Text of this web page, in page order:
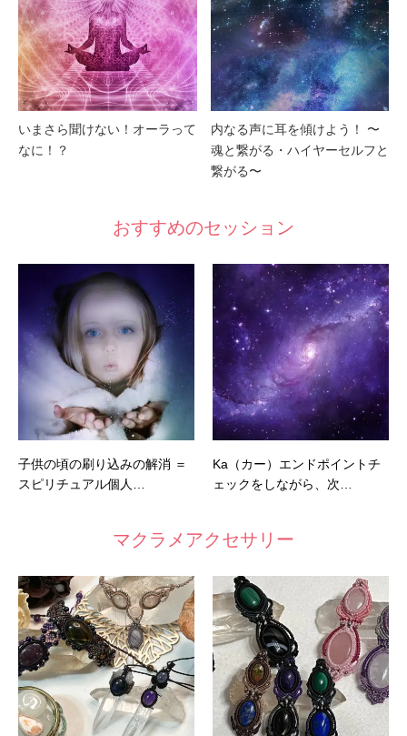
いまさら聞けない！オーラって
なに！？
内なる声に耳を傾けよう！ 〜
魂と繋がる・ハイヤーセルフと
繋がる〜
おすすめのセッション
子供の頃の刷り込みの解消 ＝
スピリチュアル個人…
Ka（カー）エンドポイントチ
ェックをしながら、次…
マクラメアクセサリー